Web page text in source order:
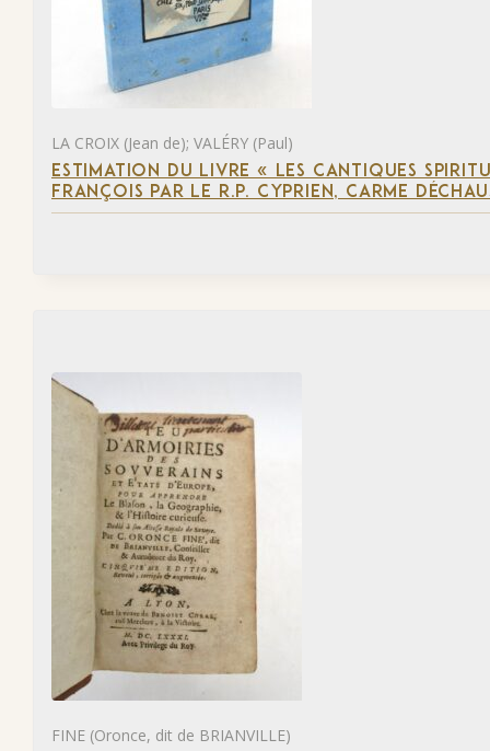
LA CROIX (Jean de); VALÉRY (Paul)
ESTIMATION DU LIVRE « LES CANTIQUES
FRANÇOIS PAR LE R.P. CYPRIEN, CARME
FINE (Oronce, dit de BRIANVILLE)